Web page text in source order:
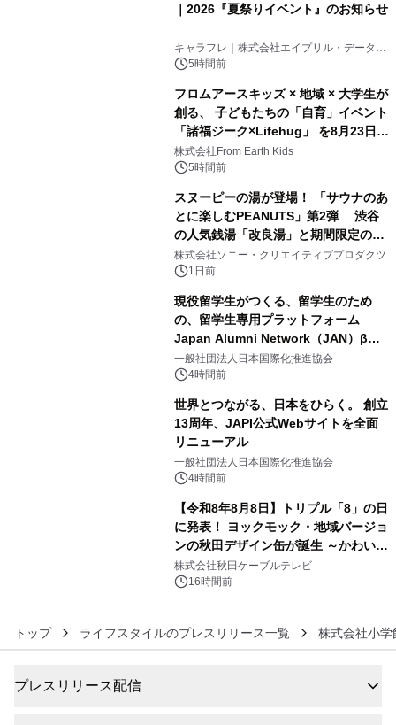
｜2026『夏祭りイベント』のお知らせ
キャラフレ｜株式会社エイプリル・データ・
デザインズ
5時間前
フロムアースキッズ × 地域 × 大学生が
創る、 子どもたちの「自育」イベント
「諸福ジーク×Lifehug」 を8月23日
(日)開催
株式会社From Earth Kids
5時間前
スヌーピーの湯が登場！ 「サウナのあ
とに楽しむPEANUTS」第2弾 渋谷
の人気銭湯「改良湯」と期間限定のコ
ラボレーション サウナイキタイコラ
ボグッズも発売決定！
株式会社ソニー・クリエイティブプロダクツ
1日前
現役留学生がつくる、留学生のため
の、留学生専用プラットフォーム
Japan Alumni Network（JAN）β版
をリリース
一般社団法人日本国際化推進協会
4時間前
世界とつながる、日本をひらく。 創立
13周年、JAPI公式Webサイトを全面
リニューアル
一般社団法人日本国際化推進協会
4時間前
【令和8年8月8日】トリプル「8」の日
に発表！ ヨックモック・地域バージョ
ンの秋田デザイン缶が誕生 ～かわいい
秋田犬の子犬と秋田の四季と名所を巡
るパッケージ～ 9月1日(火)秋田県内で
株式会社秋田ケーブルテレビ
16時間前
トップ ライフスタイルのプレスリリース一覧 株式会社小
プレスリリース配信